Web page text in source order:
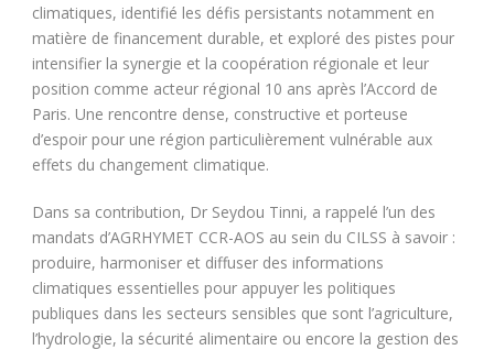
climatiques, identifié les défis persistants notamment en
matière de financement durable, et exploré des pistes pour
intensifier la synergie et la coopération régionale et leur
position comme acteur régional 10 ans après l’Accord de
Paris. Une rencontre dense, constructive et porteuse
d’espoir pour une région particulièrement vulnérable aux
effets du changement climatique.
Dans sa contribution, Dr Seydou Tinni, a rappelé l’un des
mandats d’AGRHYMET CCR-AOS au sein du CILSS à savoir :
produire, harmoniser et diffuser des informations
climatiques essentielles pour appuyer les politiques
publiques dans les secteurs sensibles que sont l’agriculture,
l’hydrologie, la sécurité alimentaire ou encore la gestion des